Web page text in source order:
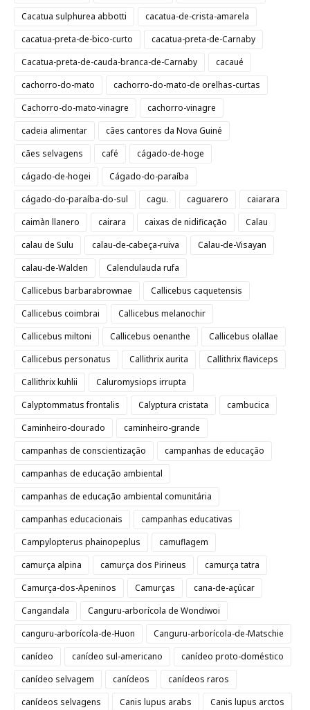
Cacatua sulphurea abbotti
cacatua-de-crista-amarela
cacatua-preta-de-bico-curto
cacatua-preta-de-Carnaby
Cacatua-preta-de-cauda-branca-de-Carnaby
cacaué
cachorro-do-mato
cachorro-do-mato-de orelhas-curtas
Cachorro-do-mato-vinagre
cachorro-vinagre
cadeia alimentar
cães cantores da Nova Guiné
cães selvagens
café
cágado-de-hoge
cágado-de-hogei
Cágado-do-paraíba
cágado-do-paraíba-do-sul
cagu. caguarero
caiarara
caimàn llanero
cairara caixas de nidificação
Calau
calau de Sulu
calau-de-cabeça-ruiva
Calau-de-Visayan
calau-de-Walden
Calendulauda rufa
Callicebus barbarabrownae
Callicebus caquetensis
Callicebus coimbrai
Callicebus melanochir
Callicebus miltoni
Callicebus oenanthe
Callicebus olallae
Callicebus personatus
Callithrix aurita
Callithrix flaviceps
Callithrix kuhlii
Caluromysiops irrupta
Calyptommatus frontalis
Calyptura cristata
cambucica
Caminheiro-dourado
caminheiro-grande
campanhas de conscientização
campanhas de educação
campanhas de educação ambiental
campanhas de educação ambiental comunitária
campanhas educacionais
campanhas educativas
Campylopterus phainopeplus
camuflagem
camurça alpina
camurça dos Pirineus
camurça tatra
Camurça-dos-Apeninos
Camurças
cana-de-açúcar
Cangandala
Canguru-arborícola de Wondiwoi
canguru-arborícola-de-Huon
Canguru-arborícola-de-Matschie
canídeo
canídeo sul-americano
canídeo proto-doméstico
canídeo selvagem
canídeos
canídeos raros
canídeos selvagens
Canis lupus arabs
Canis lupus arctos